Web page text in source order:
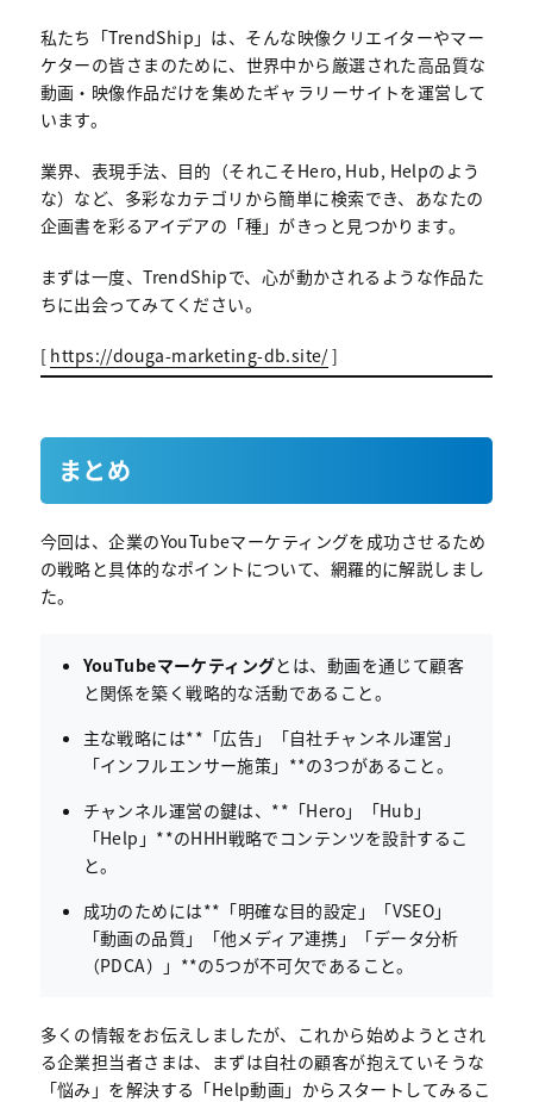
私たち「TrendShip」は、そんな映像クリエイターやマー
ケターの皆さまのために、世界中から厳選された高品質な
動画・映像作品だけを集めたギャラリーサイトを運営して
います。
業界、表現手法、目的（それこそHero, Hub, Helpのよう
な）など、多彩なカテゴリから簡単に検索でき、あなたの
企画書を彩るアイデアの「種」がきっと見つかります。
まずは一度、TrendShipで、心が動かされるような作品た
ちに出会ってみてください。
[ https://douga-marketing-db.site/]
まとめ
今回は、企業のYouTubeマーケティングを成功させるため
の戦略と具体的なポイントについて、網羅的に解説しまし
た。
YouTubeマーケティングとは、動画を通じて顧客
と関係を築く戦略的な活動であること。
主な戦略には**「広告」「自社チャンネル運営」
「インフルエンサー施策」**の3つがあること。
チャンネル運営の鍵は、**「Hero」「Hub」
「Help」**のHHH戦略でコンテンツを設計するこ
と。
成功のためには**「明確な目的設定」「VSEO」
「動画の品質」「他メディア連携」「データ分析
（PDCA）」**の5つが不可欠であること。
多くの情報をお伝えしましたが、これから始めようとされ
る企業担当者さまは、まずは自社の顧客が抱えていそうな
「悩み」を解決する「Help動画」からスタートしてみるこ